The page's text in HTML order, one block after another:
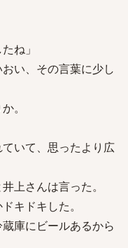
ね」
い、その言葉に少し
。
いて、思ったより広
上さんは言った。
キドキした。
庫にビールあるから